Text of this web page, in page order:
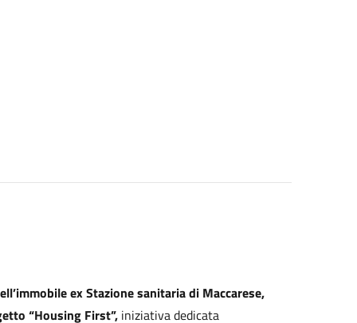
ex Stazione sanitaria di Maccarese,
“Housing First”,iniziativa dedicata